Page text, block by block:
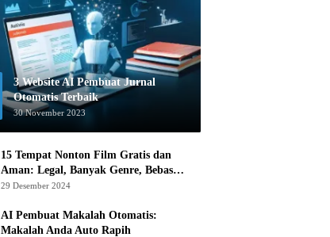
3 Website AI Pembuat Jurnal
Otomatis Terbaik
30 November 2023
15 Tempat Nonton Film Gratis dan
Aman: Legal, Banyak Genre, Bebas
Khawatir!
29 Desember 2024
AI Pembuat Makalah Otomatis:
Makalah Anda Auto Rapih